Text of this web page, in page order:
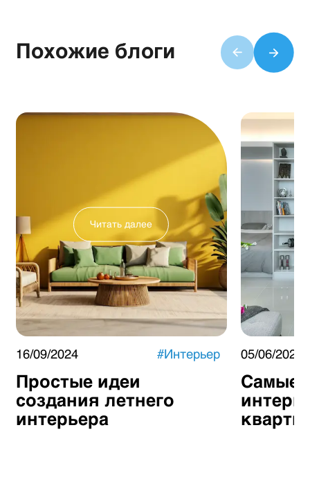
Похожие блоги
Читать далее
16/09/2024 #Интерьер
Простые идеи
создания летнего
интерьера
05/06/2024
Самые